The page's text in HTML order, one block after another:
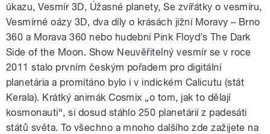
úkazu, Vesmír 3D, Úžasné planety, Se zvířátky o vesmíru,
Vesmírné oázy 3D, dva díly o krásách jižní Moravy – Brno
360 a Morava 360 nebo hudební Pink Floyd’s The Dark
Side of the Moon. Show Neuvěřitelný vesmír se v roce
2011 stalo prvním českým pořadem pro digitální
planetária a promítáno bylo i v indickém Calicutu (stát
Kerala). Krátký animák Cosmix „o tom, jak to dělají
kosmonauti“, si dosud stáhlo 250 planetárií z padesáti
států světa. To všechno a mnoho dalšího zde zažijete na